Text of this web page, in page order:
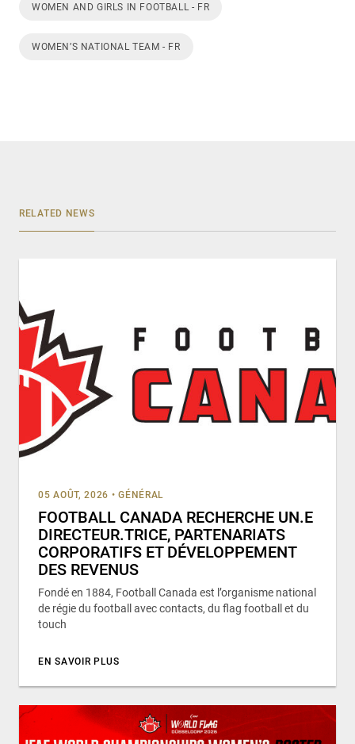
WOMEN AND GIRLS IN FOOTBALL - FR
WOMEN’S NATIONAL TEAM - FR
RELATED NEWS
05 AOÛT, 2026 • GÉNÉRAL
FOOTBALL CANADA RECHERCHE UN.E
DIRECTEUR.TRICE, PARTENARIATS
CORPORATIFS ET DÉVELOPPEMENT
DES REVENUS
Fondé en 1884, Football Canada est l’organisme national
de régie du football avec contacts, du flag football et du
touch
EN SAVOIR PLUS